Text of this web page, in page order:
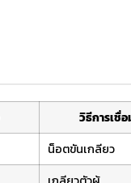
วิธีการเชื่
น็อตขันเกลียว